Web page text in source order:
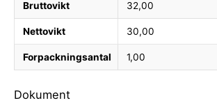
Bruttovikt 32,00
Nettovikt 30,00
Forpackningsantal 1,00
Dokument